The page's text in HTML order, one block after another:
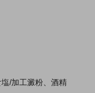
/加工澱粉、酒精